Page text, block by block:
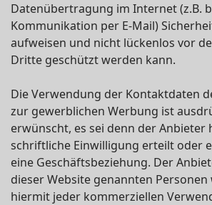
Datenübertragung im Internet (z.B.
Kommunikation per E-Mail)
aufweisen und nicht lückenlos vor
Dritte geschützt werden kann.
Die Verwendung der Kontaktdaten
zur gewerblichen Werbung ist
erwünscht, es sei denn der Anbieter
schriftliche Einwilligung erteilt oder
eine Geschäftsbeziehung. Der
dieser Website genannten
hiermit jeder kommerziellen